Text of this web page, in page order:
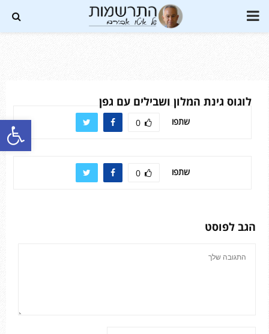
פתח סרגל נגישות
PRIMARY
לוגוס גינת המלון ושבילים עם גפן
שתפו 0
שתפו 0
הגב לפוסט